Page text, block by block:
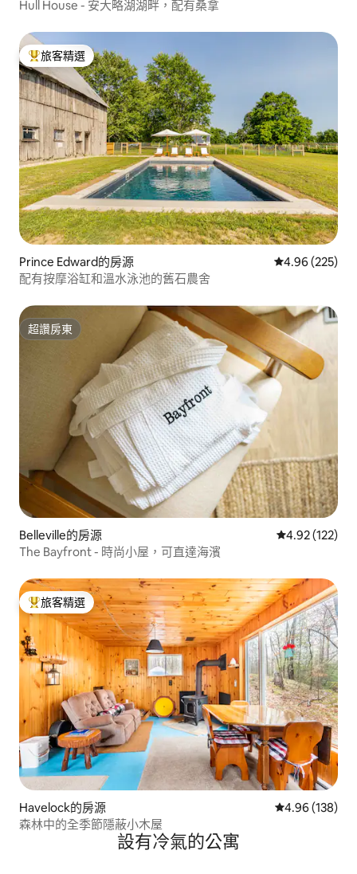
Hull House - 安大略湖湖畔，配有桑拿
旅客精選榜首
旅客精選
Prince Edward的房源 從 225 則評價
4.96 (225)
配有按摩浴缸和溫水泳池的舊石農舍
超讚房東
超讚房東
Belleville的房源 從 122 則評價
4.92 (122)
The Bayfront - 時尚小屋，可直達海濱
旅客精選榜首
旅客精選
Havelock的房源 從 138 則評價
4.96 (138)
森林中的全季節隱蔽小木屋
設有冷氣的公寓